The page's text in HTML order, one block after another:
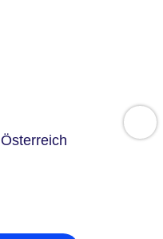
Österreich